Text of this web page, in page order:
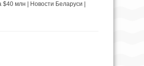
$40 млн | Новости Беларуси |